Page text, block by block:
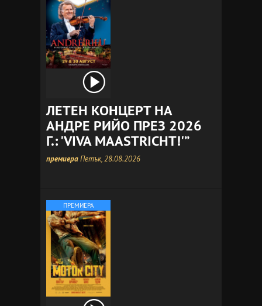
ЛЕТЕН КОНЦЕРТ НА
АНДРЕ РИЙО ПРЕЗ 2026
Г.: 'VIVA MAASTRICHT!'”
премиераПетък, 28.08.2026
ПРЕМИЕРА